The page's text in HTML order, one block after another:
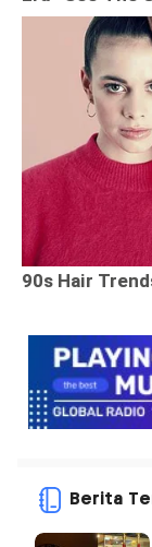
Berita